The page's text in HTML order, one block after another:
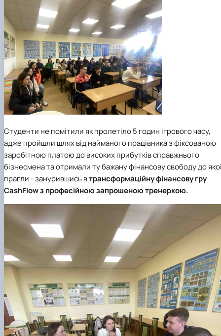
Студенти не помітили як пролетіло 5 годин ігрового часу,
адже пройшли шлях від найманого працівника з фіксованою
заробітною платою до високих прибутків справжнього
бізнесмена та отримали ту бажану фінансову свободу до
прагли - занурившись втрансформаційну фінансову гру
CashFlow з професійною запрошеною тренеркою.